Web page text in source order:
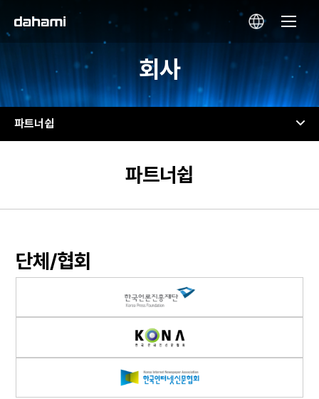
회사
파트너쉽
파트너쉽
단체/협회